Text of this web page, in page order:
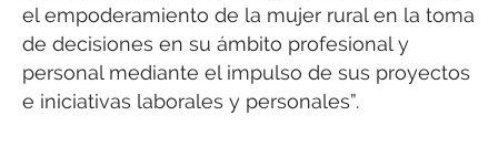
el empoderamiento de la mujer rural en la toma
de decisiones en su ámbito profesional y
personal mediante el impulso de sus proyectos
e iniciativas laborales y personales”.